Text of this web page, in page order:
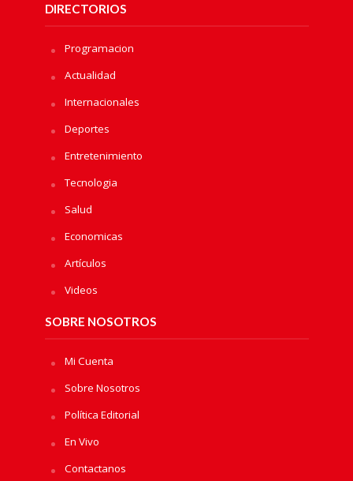
DIRECTORIOS
Programacion
Actualidad
Internacionales
Deportes
Entretenimiento
Tecnologia
Salud
Economicas
Artículos
Videos
SOBRE NOSOTROS
Mi Cuenta
Sobre Nosotros
Política Editorial
En Vivo
Contactanos